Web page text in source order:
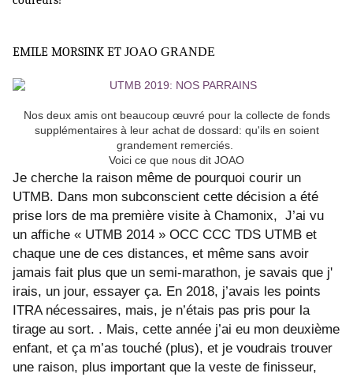
EMILE MORSINK ET JOAO GRANDE
Nos deux amis ont beaucoup œuvré pour la collecte de fonds
supplémentaires à leur achat de dossard: qu'ils en soient
grandement remerciés.
Voici ce que nous dit JOAO
Je cherche la raison même de pourquoi courir un
UTMB. Dans mon subconscient cette décision a été
prise lors de ma première visite à Chamonix, J’ai vu
un affiche « UTMB 2014 » OCC CCC TDS UTMB et
chaque une de ces distances, et même sans avoir
jamais fait plus que un semi-marathon, je savais que j'
irais, un jour, essayer ça. En 2018, j’avais les points
ITRA nécessaires, mais, je n’étais pas pris pour la
tirage au sort. . Mais, cette année j’ai eu mon deuxième
enfant, et ça m’as touché (plus), et je voudrais trouver
une raison, plus important que la veste de finisseur,